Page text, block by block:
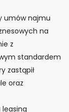
umów najmu
na
z
standardem
zastąpił
oraz
leasing